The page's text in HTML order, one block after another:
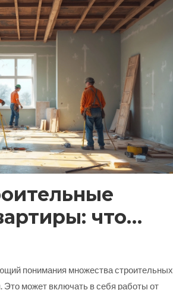
что
понимания множества строительных
Это может включать в себя работы от